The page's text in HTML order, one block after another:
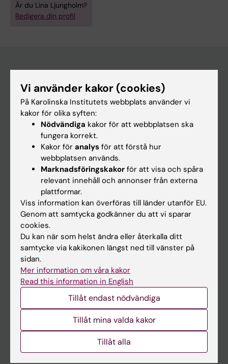
Är du Lina Ljungholm?
Redigera din profil
Huvudmeny
Utbildning
Forskarutbildning
Forskning
Nyheter
Kalender
Student
Ladok
Canvas
Kurs- och programwebbar
Student på KI
Vi använder kakor (cookies)
På Karolinska Institutets webbplats använder vi
kakor för olika syften:
Nödvändiga kakor för att webbplatsen ska
fungera korrekt.
Kakor för analys för att förstå hur
webbplatsen används.
Marknadsföringskakor för att visa och spåra
relevant innehåll och annonser från externa
plattformar.
Viss information kan överföras till länder utanför EU.
Genom att samtycka godkänner du att vi sparar
cookies.
Du kan när som helst ändra eller återkalla ditt
samtycke via kakikonen längst ned till vänster på
sidan.
Mer information om våra kakor
Read this information in English
Tillåt endast nödvändiga
Tillåt mina valda kakor
Tillåt alla